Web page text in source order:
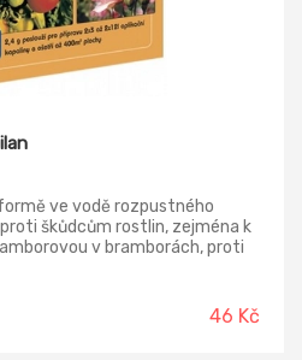
ve vodě rozpustného
škůdcům rostlin, zejména k
v bramborách, proti
46 Kč